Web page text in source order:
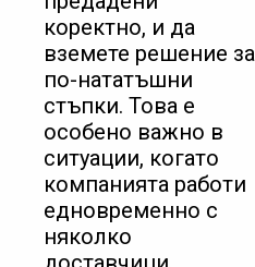
коректно, и да
вземете решение за
по-нататъшни
стъпки. Това е
особено важно в
ситуации, когато
компанията работи
едновременно с
няколко